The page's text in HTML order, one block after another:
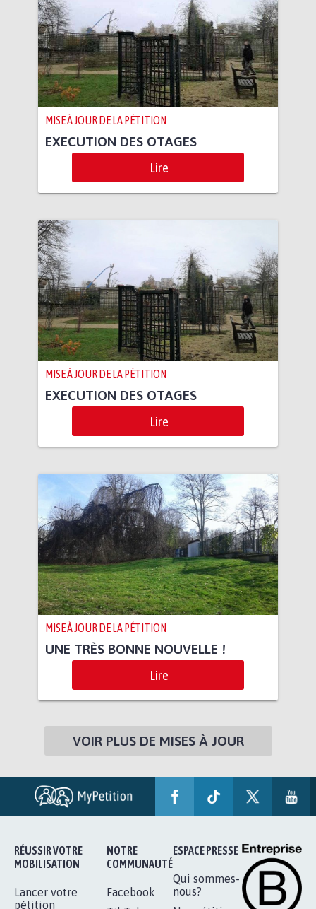
MISE À JOUR DE LA PÉTITION
EXECUTION DES OTAGES
Lire
MISE À JOUR DE LA PÉTITION
EXECUTION DES OTAGES
Lire
MISE À JOUR DE LA PÉTITION
UNE TRÈS BONNE NOUVELLE !
Lire
VOIR PLUS DE MISES À JOUR
RÉUSSIR VOTRE
MOBILISATION
Lancer votre
pétition
NOTRE
COMMUNAUTÉ
Facebook
ESPACE PRESSE
Qui sommes-
nous?